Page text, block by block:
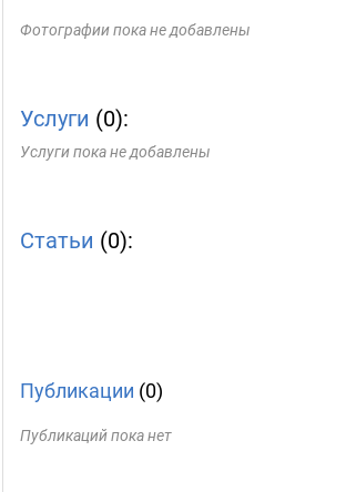
Фотографии пока не добавлены
Услуги (0):
Услуги пока не добавлены
Статьи (0):
Публикации (0)
Публикаций пока нет